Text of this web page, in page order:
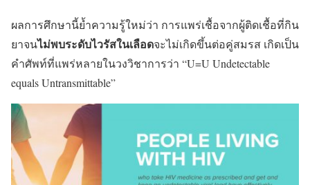
ผลการศึกษานี้ย้ำความรู้ใหม่ว่า การแพร่เชื้อจากผู้ติดเชื้อที่กิน
ยาจนไม่พบระดับไวรัสในเลือดจะไม่เกิดขึ้นต่อคู่สมรส เกิดเป็น
คำศัพท์ที่แพร่หลายในวงวิชาการว่า “U=U Undetectable
equals Untransmittable”